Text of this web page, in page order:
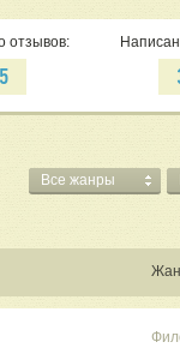
отзывов:
5
Все жанры